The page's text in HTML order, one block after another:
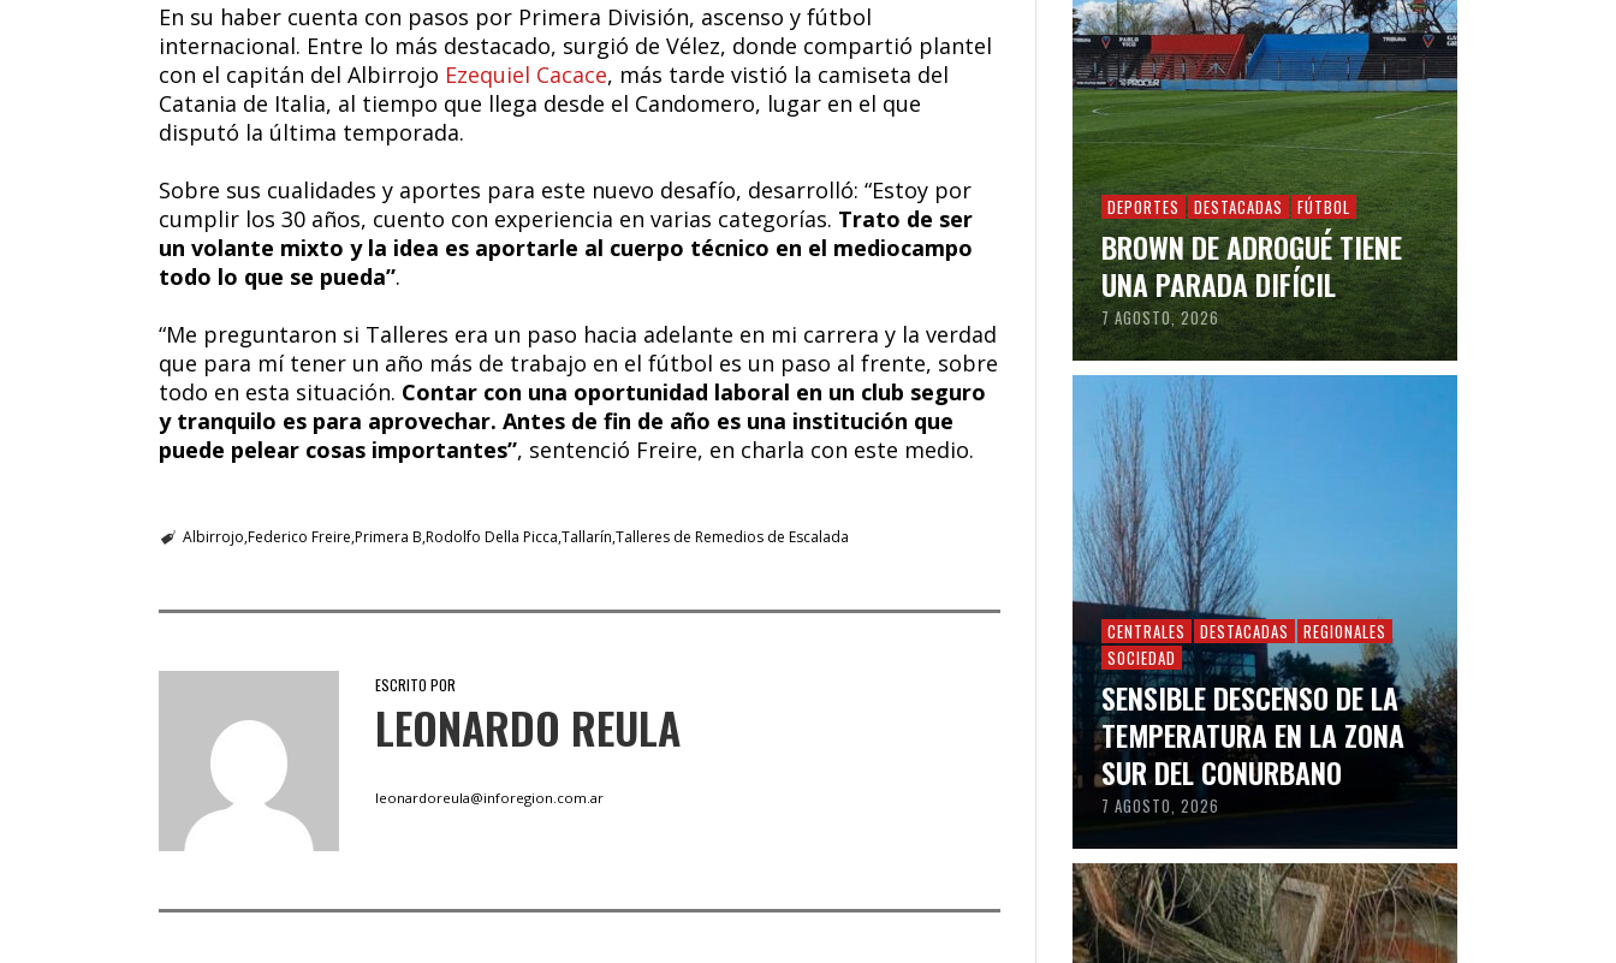
En su haber cuenta con pasos por Primera División, ascenso y fútbol
internacional. Entre lo más destacado, surgió de Vélez, donde compartió plantel
con el capitán del Albirrojo Ezequiel Cacace, más tarde vistió la camiseta del
Catania de Italia, al tiempo que llega desde el Candomero, lugar en el que
disputó la última temporada.
Sobre sus cualidades y aportes para este nuevo desafío, desarrolló: “Estoy por
cumplir los 30 años, cuento con experiencia en varias categorías. Trato de ser
un volante mixto y la idea es aportarle al cuerpo técnico en el mediocampo
todo lo que se pueda”.
“Me preguntaron si Talleres era un paso hacia adelante en mi carrera y la verdad
que para mí tener un año más de trabajo en el fútbol es un paso al frente, sobre
todo en esta situación. Contar con una oportunidad laboral en un club seguro
y tranquilo es para aprovechar. Antes de fin de año es una institución que
puede pelear cosas importantes”, sentenció Freire, en charla con este medio.
Albirrojo Federico Freire Primera B Rodolfo Della Picca Tallarín Talleres de Remedios de Escalada
ESCRITO POR
LEONARDO REULA
leonardoreula@inforegion.com.ar
DEPORTES DESTACADAS FÚTBOL
BROWN DE ADROGUÉ TIENE
UNA PARADA DIFÍCIL
7 AGOSTO, 2026
CENTRALES DESTACADAS
REGIONALES
SOCIEDAD
SENSIBLE DESCENSO DE LA
TEMPERATURA EN LA ZONA
SUR DEL CONURBANO
7 AGOSTO, 2026